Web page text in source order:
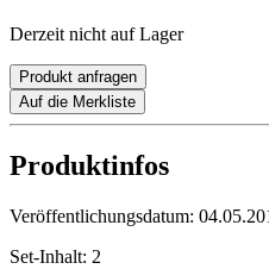
Derzeit nicht auf Lager
Produkt anfragen
Auf die Merkliste
Produktinfos
Veröffentlichungsdatum:
Set-Inhalt: 2